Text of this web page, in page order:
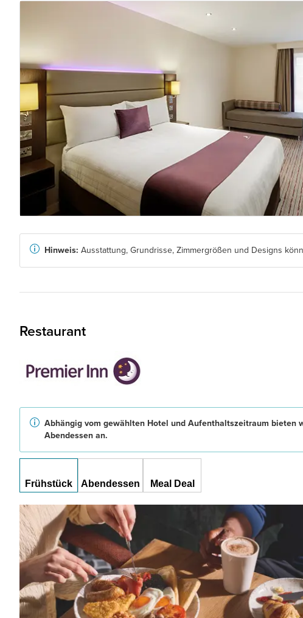
Hinweis: Ausstattung, Grundrisse, Zimmergrößen und Designs
Restaurant
Abhängig vom gewählten Hotel und Aufenthaltszeitraum
Abendessen an.
Frühstück Abendessen Meal Deal